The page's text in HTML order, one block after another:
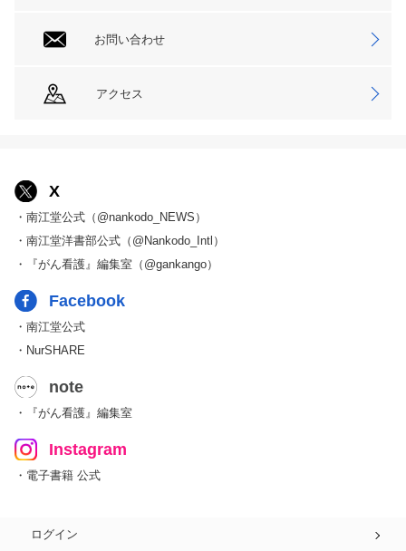
お問い合わせ
アクセス
X
・南江堂公式（@nankodo_NEWS）
・南江堂洋書部公式（@Nankodo_Intl）
・『がん看護』編集室（@gankango）
Facebook
・南江堂公式
・NurSHARE
note
・『がん看護』編集室
Instagram
・電子書籍 公式
ログイン